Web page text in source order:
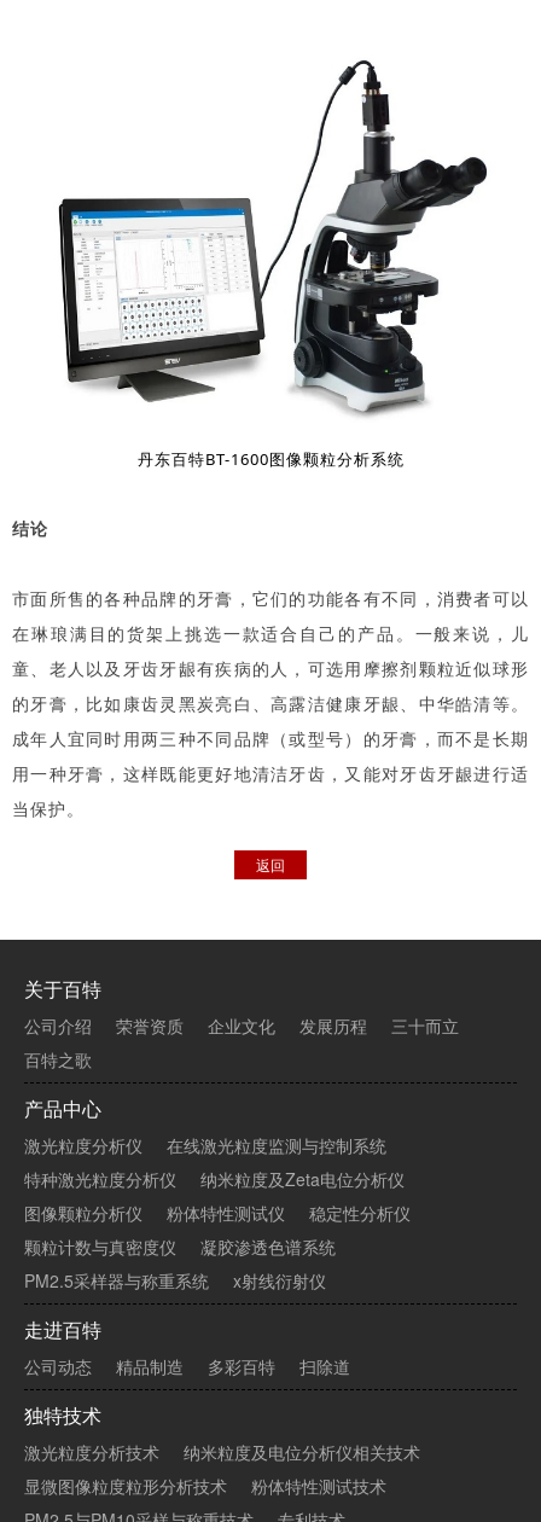
丹东百特BT-1600图像颗粒分析系统
结论
市面所售的各种品牌的牙膏，它们的功能各有不同，消费者可以
在琳琅满目的货架上挑选一款适合自己的产品。一般来说，儿
童、老人以及牙齿牙龈有疾病的人，可选用摩擦剂颗粒近似球形
的牙膏，比如康齿灵黑炭亮白、高露洁健康牙龈、中华皓清等。
成年人宜同时用两三种不同品牌（或型号）的牙膏，而不是长期
用一种牙膏，这样既能更好地清洁牙齿，又能对牙齿牙龈进行适
当保护。
返回
关于百特
公司介绍 荣誉资质 企业文化 发展历程
三十而立
百特之歌
产品中心
激光粒度分析仪
在线激光粒度监测与控制系统
特种激光粒度分析仪
纳米粒度及Zeta电位分析仪
图像颗粒分析仪
粉体特性测试仪
稳定性分析仪
颗粒计数与真密度仪
凝胶渗透色谱系统
PM2.5采样器与称重系统
x射线衍射仪
走进百特
公司动态 精品制造 多彩百特 扫除道
独特技术
激光粒度分析技术
纳米粒度及电位分析仪相关技术
显微图像粒度粒形分析技术
粉体特性测试技术